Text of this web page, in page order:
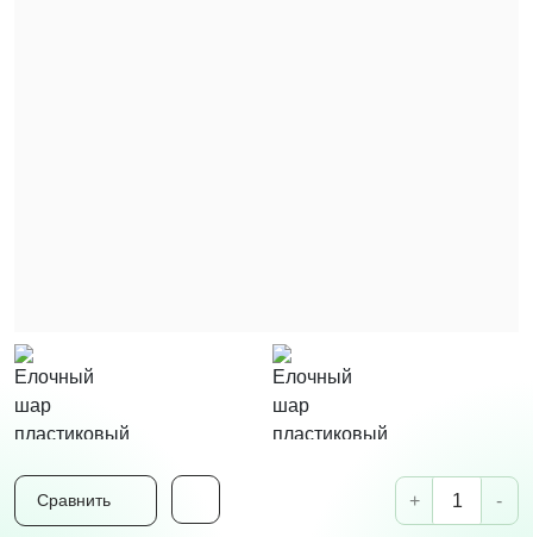
Сравнить + -